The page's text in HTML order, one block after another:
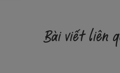
Bài viết liên